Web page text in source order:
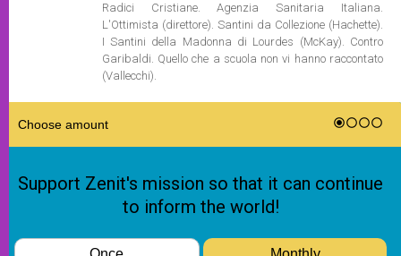
Radici Cristiane. Agenzia Sanitaria Italiana.
L'Ottimista (direttore). Santini da Collezione (Hachette).
I Santini della Madonna di Lourdes (McKay). Contro
Garibaldi. Quello che a scuola non vi hanno raccontato
(Vallecchi).